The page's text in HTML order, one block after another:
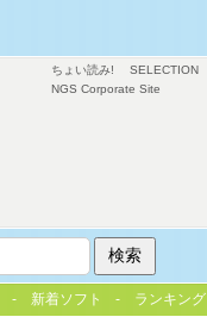
ちょい読み! SELECTION
NGS Corporate Site
新着ソフト ランキング